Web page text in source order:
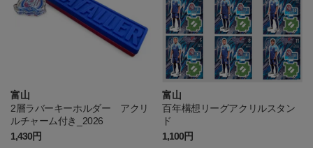
富山
2層ラバーキーホルダー アクリ
ルチャーム付き_2026
1,430円
富山
百年構想リーグアクリルスタン
ド
1,100円